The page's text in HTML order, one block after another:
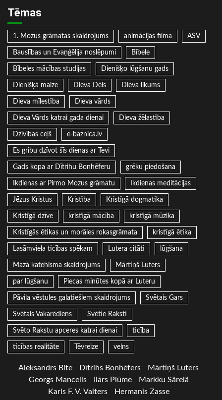
Tēmas
1. Mozus grāmatas skaidrojums animācijas filma ASV
Bauslības un Evaņģēlija noslēpumi Bībele
Bībeles mācības studijas Dienišķo lūgšanu gads
Dienišķā maize Dieva Dēls Dieva likums
Dieva mīlestība Dieva vārds
Dieva Vārds katrai gada dienai Dieva žēlastība
Dzīvības ceļš e-baznica.lv
Es gribu dzīvot šīs dienas ar Tevi
Gads kopa ar Dītrihu Bonhēferu grēku piedošana
Ikdienas ar Pirmo Mozus grāmatu Ikdienas meditācijas
Jēzus Kristus Kristība Kristīgā dogmatika
Kristīgā dzīve kristīgā mācība kristīgā mūzika
Kristīgās ētikas un morāles rokasgrāmata kristīgā ētika
Lasāmviela ticības spēkam Lutera citāti lūgšana
Mazā katehisma skaidrojums Mārtiņš Luters
par lūgšanu Piecas minūtes kopā ar Luteru
Pāvila vēstules galatiešiem skaidrojums Svētais Gars
Svētais Vakarēdiens Svētie Raksti
Svēto Rakstu apceres katrai dienai ticība
ticības realitāte Tēvreize velns
Aleksandrs Bite Dītrihs Bonhēfers
Mārtiņš Luters
Georgs Mancelis
Ilārs Plūme
Markku Särelä
Karls F. V. Valters
Hermanis Zasse